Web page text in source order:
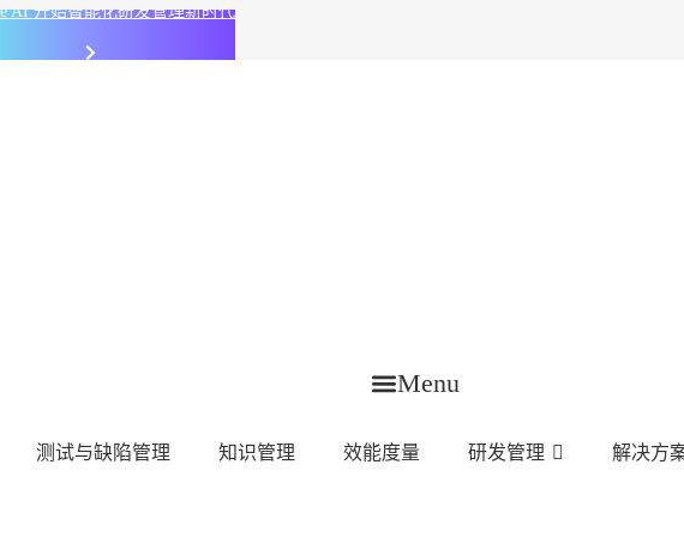
AI 开始智能化研发管理新时代
Menu
测试与缺陷管理 知识管理 效能度量 研发管理 解决方